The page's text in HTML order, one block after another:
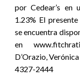
por Cedear’s en
1.23% El
se encuentra
en
D’Orazio,
4327-2444